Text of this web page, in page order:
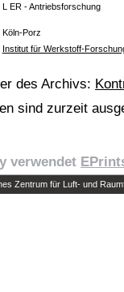
L ER - Antriebsforschung
Köln-Porz
Institut für Werkstoff-
des Archivs:
sind zurzeit
verwendet
Zentrum für Luft- und